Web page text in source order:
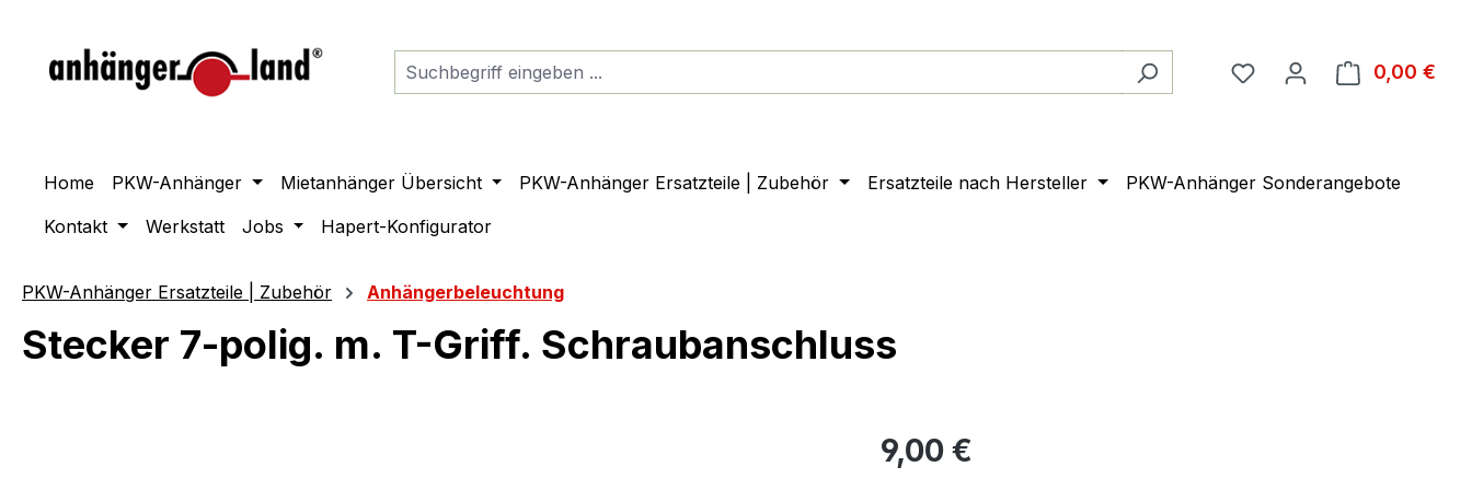
0,00 €
Home PKW-Anhänger Mietanhänger Übersicht PKW-Anhänger Ersatzteile | Zubehör Ersatzteile nach Hersteller
PKW-Anhänger Sonderangebote
Kontakt
Werkstatt Jobs Hapert-Konfigurator
PKW-Anhänger Ersatzteile | Zubehör Anhängerbeleuchtung
Stecker 7-polig. m. T-Griff. Schraubanschluss
9,00 €